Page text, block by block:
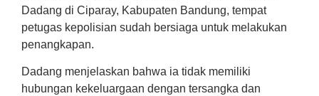
Dadang di Ciparay, Kabupaten Bandung, tempat
petugas kepolisian sudah bersiaga untuk melakukan
penangkapan.
Dadang menjelaskan bahwa ia tidak memiliki
hubungan kekeluargaan dengan tersangka dan